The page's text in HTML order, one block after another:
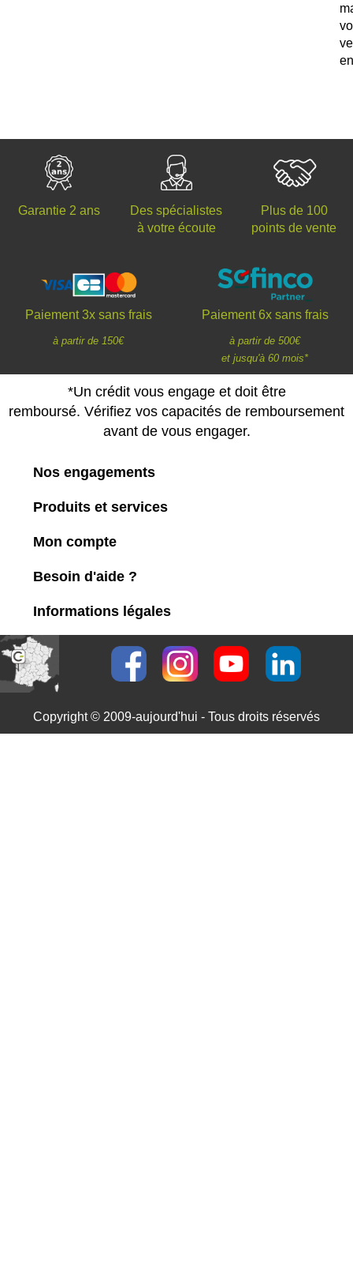
Garantie 2 ans
Des spécialistes
à votre écoute
Plus de 100
points de vente
Paiement 3x sans frais
à partir de 150€
Paiement 6x sans frais
à partir de 500€
et jusqu'à 60 mois*
*Un crédit vous engage et doit être
remboursé. Vérifiez vos capacités de remboursement
avant de vous engager.
Nos engagements
Produits et services
Mon compte
Besoin d'aide ?
Informations légales
Copyright © 2009-aujourd'hui - Tous droits réservés